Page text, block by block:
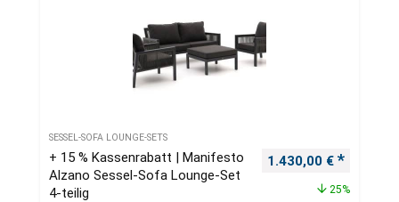
SESSEL-SOFA LOUNGE-SETS
+ 15 % Kassenrabatt | Manifesto
Alzano Sessel-Sofa Lounge-Set
4-teilig
Ursprünglicher
1.430,00 €
25%